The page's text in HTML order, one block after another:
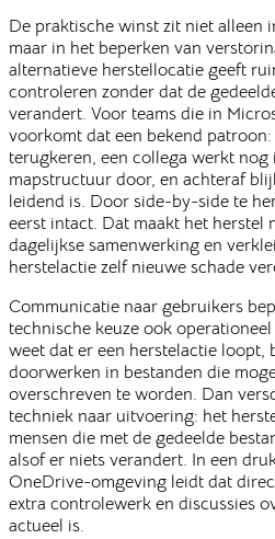
De praktische winst zit niet alleen
maar in het beperken van
alternatieve herstellocatie geeft
controleren zonder dat de
verandert. Voor teams die in
voorkomt dat een bekend
terugkeren, een collega werkt nog
mapstructuur door, en achteraf
leidend is. Door side-by-side te
eerst intact. Dat maakt het
dagelijkse samenwerking en
herstelactie zelf nieuwe schade
Communicatie naar gebruikers
technische keuze ook
weet dat er een herstelactie loopt,
doorwerken in bestanden die
overschreven te worden. Dan
techniek naar uitvoering: het
mensen die met de gedeelde
alsof er niets verandert. In een
OneDrive-omgeving leidt dat
extra controlewerk en discussies
actueel is.